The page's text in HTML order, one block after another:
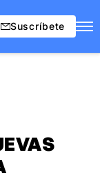
Suscríbete